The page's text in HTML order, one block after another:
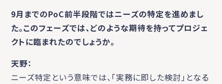
9月までのPoC前半段階ではニーズの特定を進めまし
た。このフェーズでは、どのような期待を持ってプロジェ
クトに臨まれたのでしょうか。
天野：
ニーズ特定という意味では、「実務に即した検討」となる